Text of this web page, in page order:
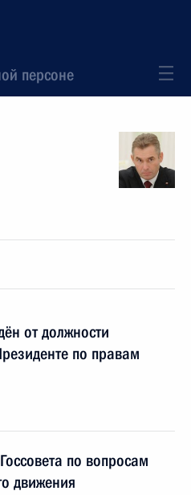
персоне
от должности
по правам
по вопросам
движения